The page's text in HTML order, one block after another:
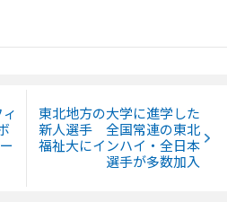
東北地方の大学に進学した
新人選手 全国常連の東北
福祉大にインハイ・全日本
選手が多数加入